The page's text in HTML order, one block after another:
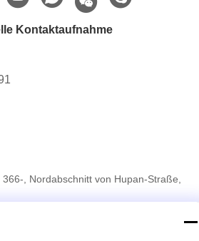
Kontaktaufnahme
366-, Nordabschnitt von Hupan-Straße,